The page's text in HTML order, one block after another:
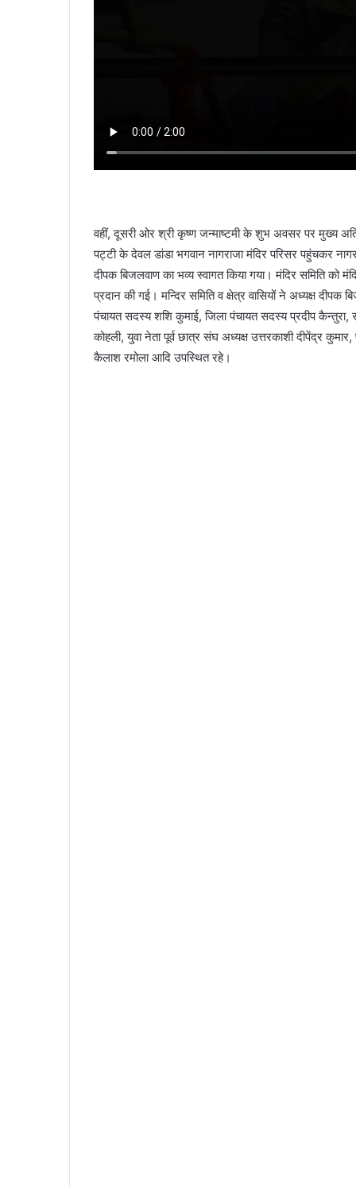
वहीं, दूसरी ओर श्री कृष्ण जन्माष्टमी के शुभ अवसर पर मुख्य
पट्टी के देवल डांडा भगवान नागराजा मंदिर परिसर पहुंचकर
दीपक बिजलवाण का भव्य स्वागत किया गया। मंदिर समिति को
प्रदान की गई। मन्दिर समिति व क्षेत्र वासियों ने अध्यक्ष
पंचायत सदस्य शशि कुमाई, जिला पंचायत सदस्य प्रदीप कैन्तुरा,
कोहली, युवा नेता पूर्व छात्र संघ अध्यक्ष उत्तरकाशी दीपेंद्र
कैलाश रमोला आदि उपस्थित रहे।